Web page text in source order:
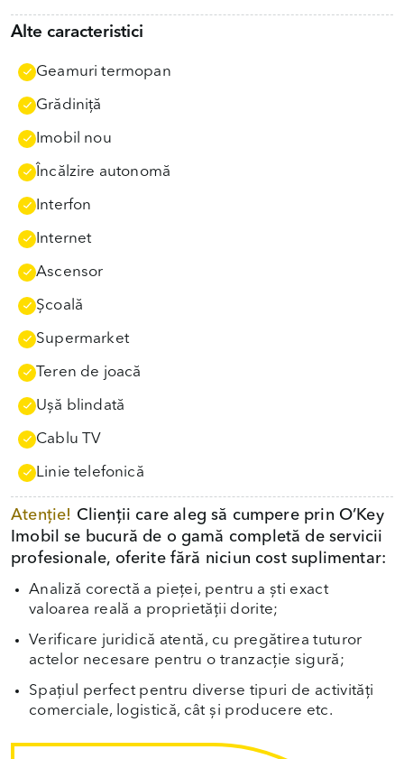
Alte caracteristici
Geamuri termopan
Grădiniţă
Imobil nou
Încălzire autonomă
Interfon
Internet
Ascensor
Școală
Supermarket
Teren de joacă
Uşă blindată
Cablu TV
Linie telefonică
Atenție! Clienții care aleg să cumpere prin O’Key
Imobil se bucură de o gamă completă de servicii
profesionale, oferite fără niciun cost suplimentar:
Analiză corectă a pieței, pentru a ști exact
valoarea reală a proprietății dorite;
Verificare juridică atentă, cu pregătirea tuturor
actelor necesare pentru o tranzacție sigură;
Spațiul perfect pentru diverse tipuri de activități
comerciale, logistică, cât și producere etc.